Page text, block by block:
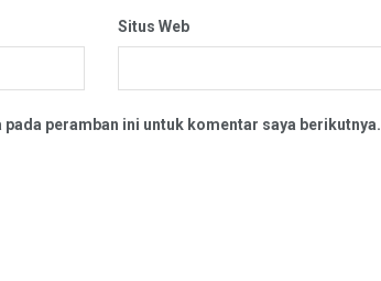
Situs Web
peramban ini untuk komentar saya berikutnya.